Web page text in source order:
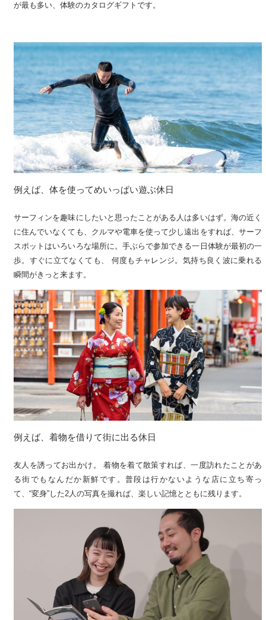
が最も多い、体験のカタログギフトです。
例えば、体を使ってめいっぱい遊ぶ休日
サーフィンを趣味にしたいと思ったことがある人は多いはず。海の近く
に住んでいなくても、クルマや電車を使って少し遠出をすれば、サーフ
スポットはいろいろな場所に。手ぶらで参加できる一日体験が最初の一
歩。すぐに立てなくても、 何度もチャレンジ。気持ち良く波に乗れる
瞬間がきっと来ます。
例えば、着物を借りて街に出る休日
友人を誘ってお出かけ。 着物を着て散策すれば、一度訪れたことがあ
る街でもなんだか新鮮です。普段は行かないような店に立ち寄っ
て、“変身”した2人の写真を撮れば、楽しい記憶とともに残ります。